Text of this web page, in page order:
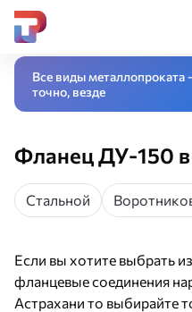
Главная
Все виды металлопроката
точно, везде
Фланец ДУ-150 в
Стальной
Если вы хотите выбрать
фланцевые соединения
Астрахани то выбирайте